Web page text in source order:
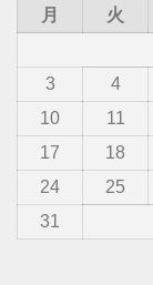
月
火
3
4
10
11
17
18
24
25
31